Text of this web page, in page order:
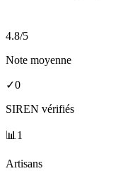
4.8/5
Note moyenne
✓0
SIREN vérifiés
📊 1
Artisans